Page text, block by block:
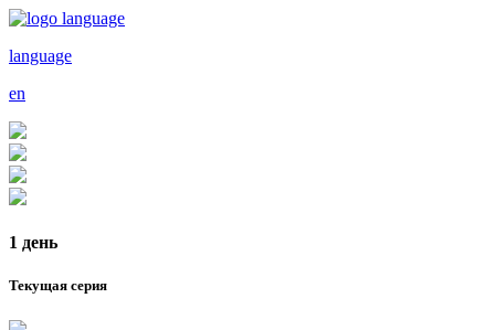
language
en
1 день
Текущая серия